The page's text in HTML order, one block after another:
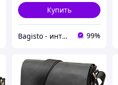
Купить
Bagisto - интернет магазин аксессуаров 99%